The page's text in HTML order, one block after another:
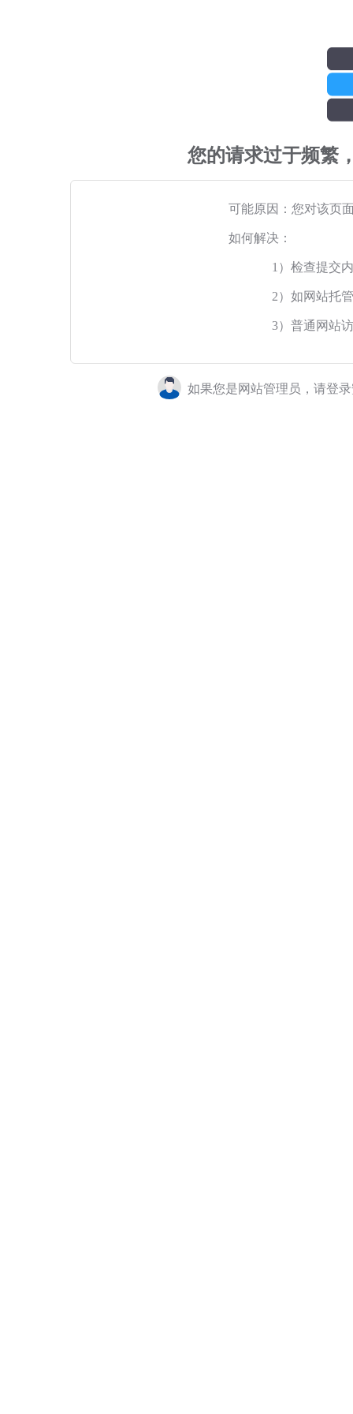
您的请求过于频繁
可能原因：您对该页
如何解决：
1）检查提交
2）如网站托
3）普通网站
如果您是网站管理员，请登